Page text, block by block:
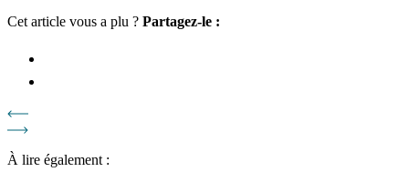
Cet article vous a plu ? Partagez-le :
À lire également :